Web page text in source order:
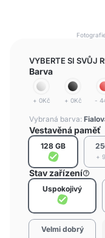
VYBERTE SI SVŮJ
Barva
+ 0Kč + 0Kč -
Vybraná barva:
Vestavěná paměť
128 GB
+
Stav zařízení
Uspokojivý
Velmi dobrý